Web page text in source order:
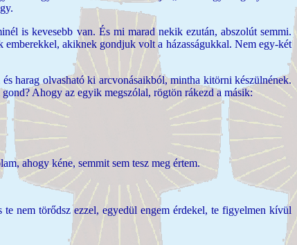
is kevesebb van. És mi marad nekik ezután, abszolút semmi.
emberekkel, akiknek gondjuk volt a házasságukkal. Nem egy-két
harag olvasható ki arcvonásaikból, mintha kitörni készülnének.
Ahogy az egyik megszólal, rögtön rákezd a másik:
ahogy kéne, semmit sem tesz meg értem.
nem törődsz ezzel, egyedül engem érdekel, te figyelmen kívül